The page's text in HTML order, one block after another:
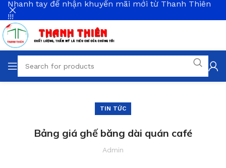
TIN TỨC
Bảng giá ghế băng dài quán café
Admin
Nhanh tay để nhận khuyến mãi mới từ Thanh Thiên
!!!